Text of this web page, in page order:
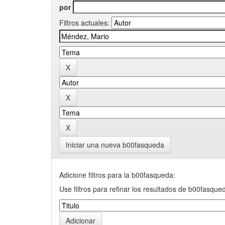
por
Filtros actuales:
Iniciar una nueva b00fasqueda
Adicione filtros para la b00fasqueda:
Use filtros para refinar los resultados de